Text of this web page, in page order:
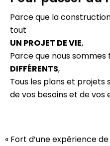
Parce que la
tout
UN PROJET DE VIE,
Parce que nous sommes
DIFFÉRENTS,
Tous les plans et
de vos besoins et de vos
« Fort d’une expérience